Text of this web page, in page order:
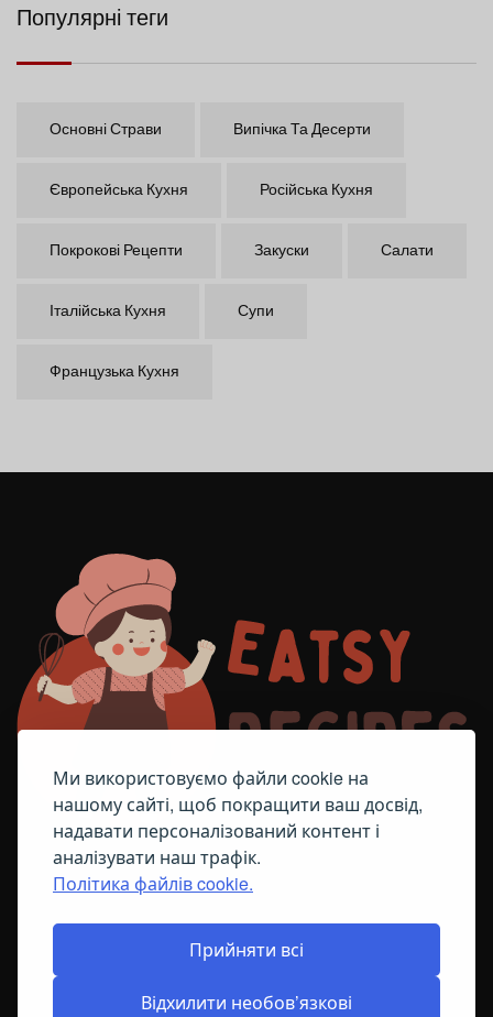
Ми використовуємо файли cookie на
нашому сайті, щоб покращити ваш досвід,
надавати персоналізований контент і
аналізувати наш трафік.
Політика файлів cookie.
Прийняти всі
Відхилити необов’язкові
Популярні теги
Основні Страви Випічка Та Десерти
Європейська Кухня Російська Кухня
Покрокові Рецепти Закуски Салати
Італійська Кухня Супи
Французька Кухня
ПОЛІТИКА ЩОДО ФАЙЛІВ COOKIE